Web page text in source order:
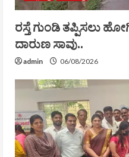
ರಸ್ತೆ ಗುಂಡಿ ತಪ್ಪಿಸಲು
ದಾರುಣ ಸಾವು..
admin 06/08/2026